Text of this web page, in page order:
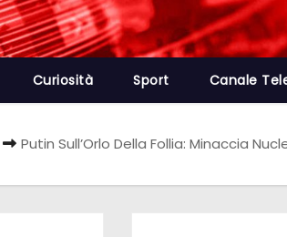
Curiosità Sport Canale
Putin Sull’Orlo Della Follia: Minaccia